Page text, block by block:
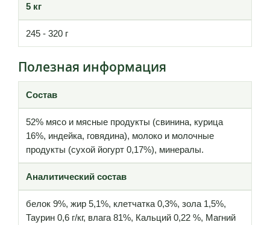
5 кг
245 - 320 г
Полезная информация
Состав
52% мясо и мясные продукты (свинина, курица
16%, индейка, говядина), молоко и молочные
продукты (сухой йогурт 0,17%), минералы.
Аналитический состав
белок 9%, жир 5,1%, клетчатка 0,3%, зола 1,5%,
Таурин 0,6 г/кг, влага 81%, Кальций 0,22 %, Магний